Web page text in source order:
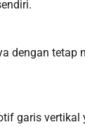
dengan tetap
garis vertikal